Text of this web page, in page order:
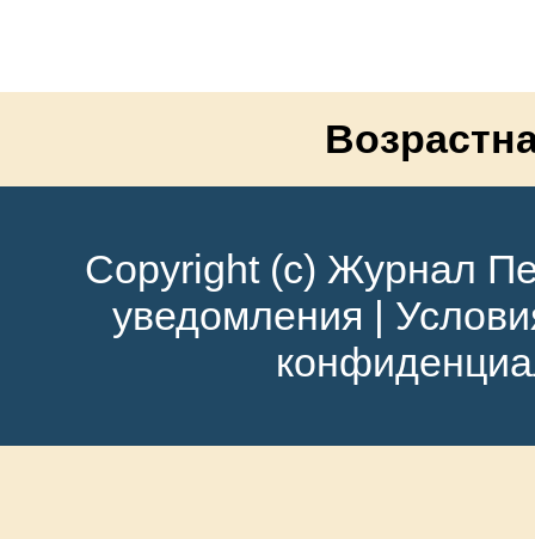
Copyright (c) Журнал
уведомления |